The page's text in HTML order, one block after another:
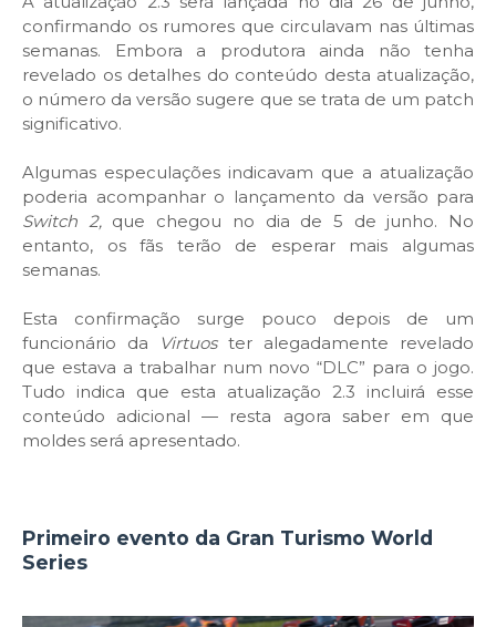
confirmando os rumores que circulavam nas últimas
semanas. Embora a produtora ainda não tenha
revelado os detalhes do conteúdo desta atualização,
o número da versão sugere que se trata de um patch
significativo.
Algumas especulações indicavam que a atualização
poderia acompanhar o lançamento da versão para
Switch 2,que chegou no dia de 5 de junho. No
entanto, os fãs terão de esperar mais algumas
semanas.
Esta confirmação surge pouco depois de um
funcionário da
Virtuos ter alegadamente revelado
que estava a trabalhar num novo “DLC” para o jogo.
Tudo indica que esta atualização 2.3 incluirá esse
conteúdo adicional — resta agora saber em que
moldes será apresentado.
Primeiro evento da Gran Turismo World
Series